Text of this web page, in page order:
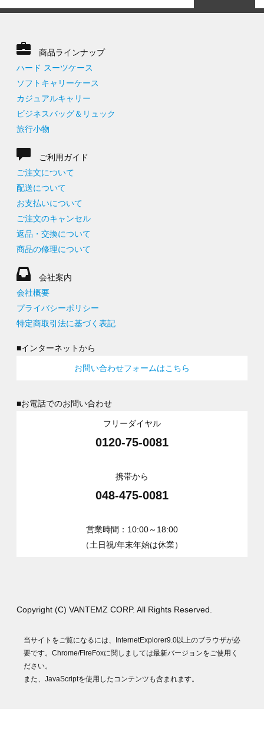
商品ラインナップ
ハード スーツケース
ソフトキャリーケース
カジュアルキャリー
ビジネスバッグ＆リュック
旅行小物
ご利用ガイド
ご注文について
配送について
お支払いについて
ご注文のキャンセル
返品・交換について
商品の修理について
会社案内
会社概要
プライバシーポリシー
特定商取引法に基づく表記
■インターネットから
お問い合わせフォームはこちら
■お電話でのお問い合わせ
フリーダイヤル
0120-75-0081
携帯から
048-475-0081
営業時間：10:00～18:00
（土日祝/年末年始は休業）
Copyright (C) VANTEMZ CORP. All Rights Reserved.
当サイトをご覧になるには、InternetExplorer9.0以上のブラウザが必
要です。Chrome/FireFoxに関しましては最新バージョンをご使用く
ださい。
また、JavaScriptを使用したコンテンツも含まれます。